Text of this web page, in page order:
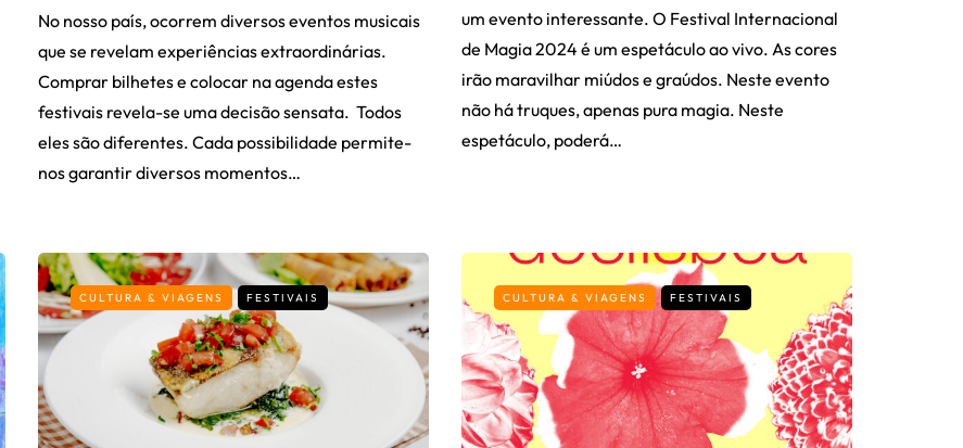
No nosso país, ocorrem diversos eventos musicais
que se revelam experiências extraordinárias.
Comprar bilhetes e colocar na agenda estes
festivais revela-se uma decisão sensata. Todos
eles são diferentes. Cada possibilidade permite-
nos garantir diversos momentos…
um evento interessante. O Festival Internacional
de Magia 2024 é um espetáculo ao vivo. As cores
irão maravilhar miúdos e graúdos. Neste evento
não há truques, apenas pura magia. Neste
espetáculo, poderá…
CULTURA & VIAGENS FESTIVAIS CULTURA & VIAGENS FESTIVAIS